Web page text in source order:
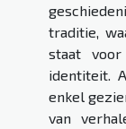
traditie,
staat
identiteit.
enkel
van